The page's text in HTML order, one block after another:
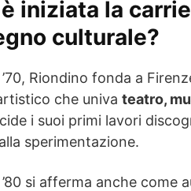
iniziata la
culturale?
Riondino fonda a
che univa teatro,
i suoi primi lavori
sperimentazione.
si afferma anche come